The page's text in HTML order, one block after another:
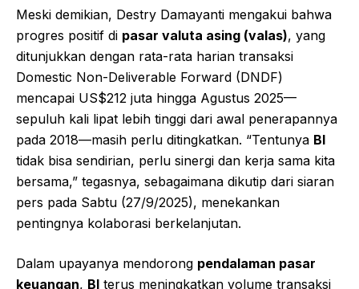
Meski demikian, Destry Damayanti mengakui bahwa
progres positif di pasar valuta asing (valas), yang
ditunjukkan dengan rata-rata harian transaksi
Domestic Non-Deliverable Forward (DNDF)
mencapai US$212 juta hingga Agustus 2025—
sepuluh kali lipat lebih tinggi dari awal penerapannya
pada 2018—masih perlu ditingkatkan. “Tentunya BI
tidak bisa sendirian, perlu sinergi dan kerja sama kita
bersama,” tegasnya, sebagaimana dikutip dari siaran
pers pada Sabtu (27/9/2025), menekankan
pentingnya kolaborasi berkelanjutan.
Dalam upayanya mendorong pendalaman pasar
keuangan, BI terus meningkatkan volume transaksi